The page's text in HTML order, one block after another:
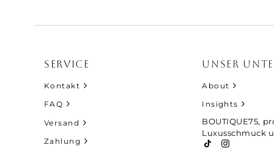
SERVICE
Kontakt
FAQ
Versand
Zahlung
UNSER
About
Insights
BOUTIQUE75,
Luxusschmuck